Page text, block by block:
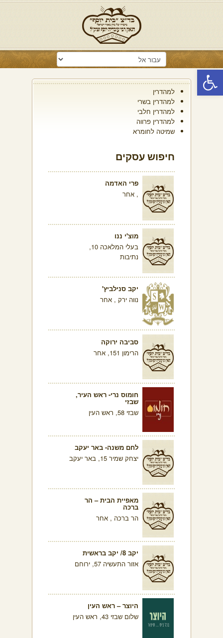
פתח סרגל נגישות
למהדרין
למהדרין בשרי
למהדרין חלבי
למהדרין פרווה
שמיטה לחומרא
חיפוש עסקים
פרי האדמה
, אחר
מוצ'י ננו
בעלי המלאכה 10,
נתיבות
יקב סנילביץ'
נווה ירק , אחר
סביבה ירוקה
הרימון 151, אחר
חומוס נרי- ראש העיר,
שבזי
שבזי 58, ראש העין
לחם משנה- באר יעקב
יצחק שמיר 15, באר יעקב
מאפיית הבית – הר
ברכה
הר ברכה , אחר
יקב 8/ יקב בראשית
אזור התעשיה 57, ירוחם
היוצר – ראש העין
שלום שבזי 43, ראש העין